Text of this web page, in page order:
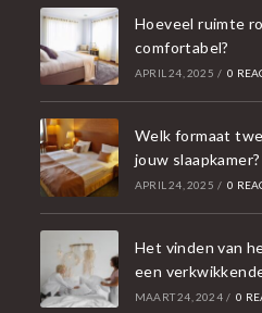
Hoeveel ruimte
comfortabel?
APRIL 24, 2025 / 0
Welk formaat
jouw slaapkamer?
APRIL 24, 2025 / 0
Het vinden van
een
MAART 24, 2024 / 0